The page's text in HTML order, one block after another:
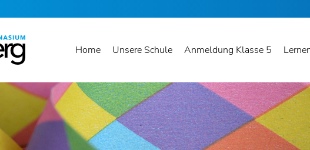
Home Unsere Schule Anmeldung Klasse 5